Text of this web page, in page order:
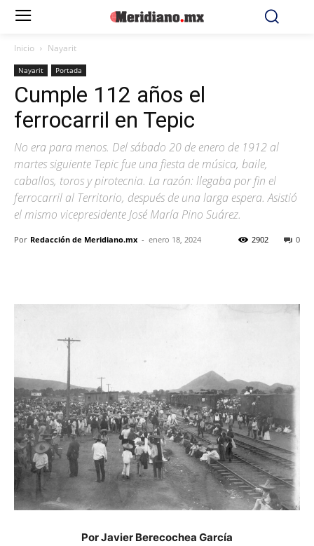
Inicio Nayarit
Nayarit Portada
Cumple 112 años el
ferrocarril en Tepic
No era para menos. Del sábado 20 de enero de 1912 al
martes siguiente Tepic fue una fiesta de música, baile,
caballos, toros y pirotecnia. La razón: llegaba por fin el
ferrocarril al Territorio, después de una larga espera. Asistió
el mismo vicepresidente José María Pino Suárez.
Por Redacción de Meridiano.mx - enero 18, 2024 0
2902
Por Javier Berecochea García